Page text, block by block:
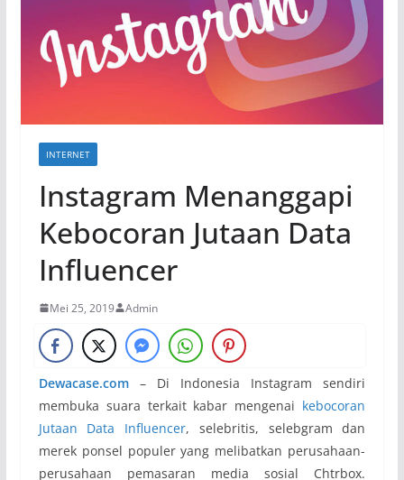
INTERNET
Instagram Menanggapi
Kebocoran Jutaan Data
Influencer
Mei 25, 2019 Admin
Dewacase.com– Di Indonesia Instagram sendiri
membuka suara terkait kabar mengenai kebocoran
Jutaan Data Influencer, selebritis, selebgram dan
merek ponsel populer yang melibatkan perusahaan-
perusahaan pemasaran media sosial Chtrbox.